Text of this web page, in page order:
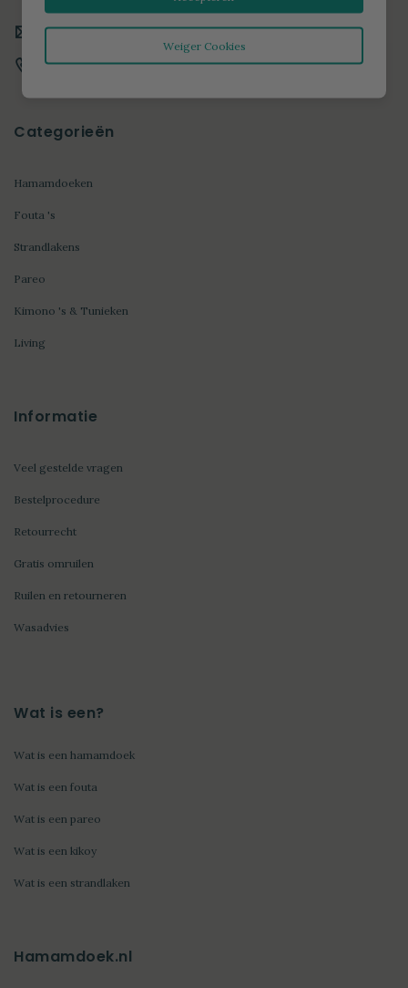
Weiger Cookies
servicedesk@hamamdoek.nl
+31 (0) 85 40 14 635
Categorieën
Hamamdoeken
Fouta 's
Strandlakens
Pareo
Kimono 's & Tunieken
Living
Informatie
Veel gestelde vragen
Bestelprocedure
Retourrecht
Gratis omruilen
Ruilen en retourneren
Wasadvies
Wat is een?
Wat is een hamamdoek
Wat is een fouta
Wat is een pareo
Wat is een kikoy
Wat is een strandlaken
Hamamdoek.nl